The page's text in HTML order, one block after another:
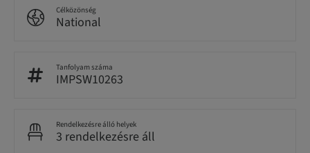
Célközönség
National
Tanfolyam száma
IMPSW10263
Rendelkezésre álló helyek
3 rendelkezésre áll